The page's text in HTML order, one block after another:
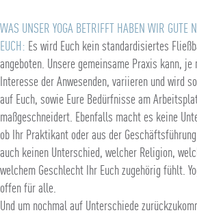
WAS UNSER YOGA BETRIFFT HABEN WIR GUTE
EUCH: Es wird Euch kein standardisiertes
angeboten. Unsere gemeinsame Praxis kann, je
Interesse der Anwesenden, variieren und wird
auf Euch, sowie Eure Bedürfnisse am
maßgeschneidert. Ebenfalls macht es keine
ob Ihr Praktikant oder aus der
auch keinen Unterschied, welcher Religion,
welchem Geschlecht Ihr Euch zugehörig fühlt.
offen für alle.
Und um nochmal auf Unterschiede